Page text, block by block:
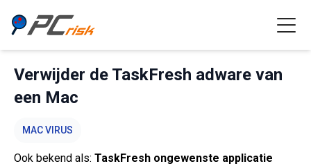
Verwijder de TaskFresh adware van
een Mac
MAC VIRUS
Ook bekend als: TaskFresh ongewenste applicatie